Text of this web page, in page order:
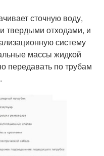
сточную воду,
твердыми отходами, и
систему
массы жидкой
передавать по трубам